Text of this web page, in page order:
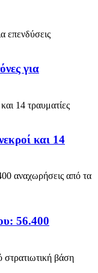
για
και 14
56.400